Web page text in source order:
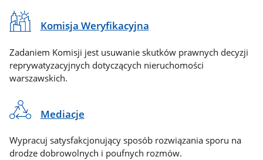
Komisja Weryfikacyjna
Zadaniem Komisji jest usuwanie skutków prawnych decyzji
reprywatyzacyjnych dotyczących nieruchomości
warszawskich.
Mediacje
Wypracuj satysfakcjonujący sposób rozwiązania sporu na
drodze dobrowolnych i poufnych rozmów.